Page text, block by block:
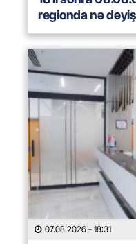
regionda nə
07.08.2026 - 18:31